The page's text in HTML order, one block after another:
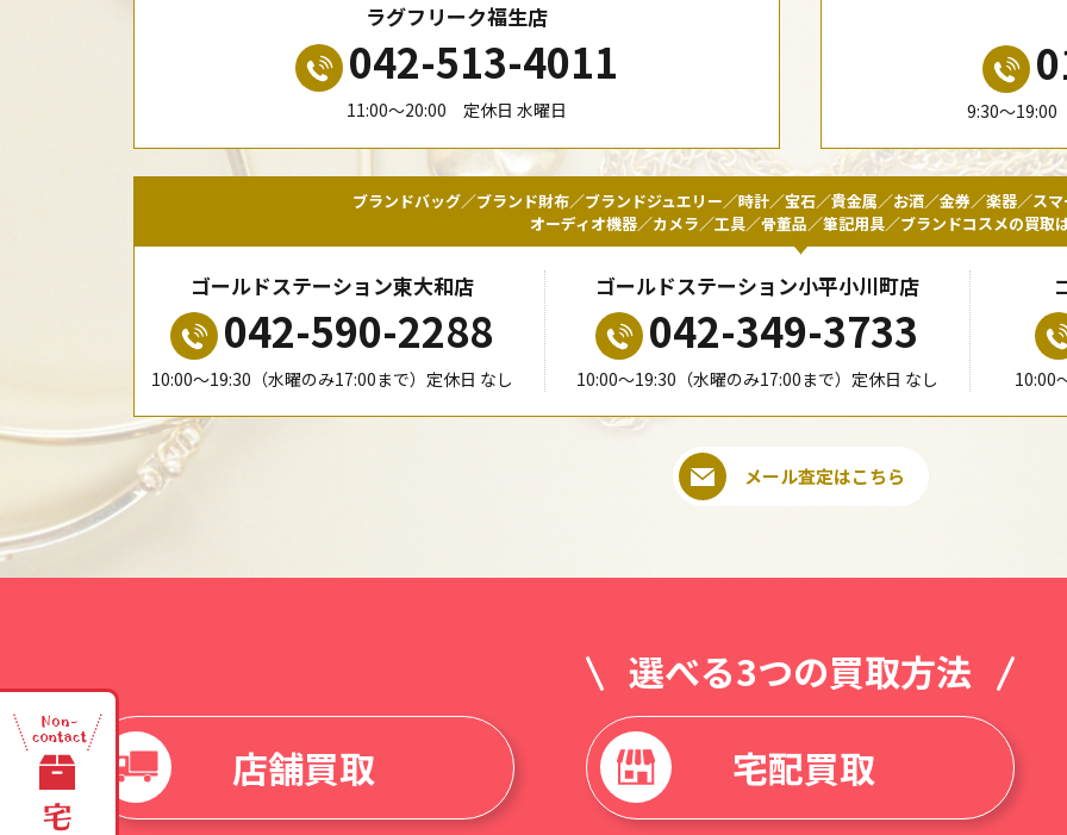
ラグフリーク福生店
042-513-4011
11:00〜20:00 定休日 水曜日 9:30〜19:00
ブランドバッグ／ブランド財布／ブランドジュエリー／時計／宝石／貴金属／お酒／金券／楽器／ス
オーディオ機器／カメラ／工具／骨董品／筆記用具／ブランドコスメの買取
ゴールドステーション東大和店
042-590-2288
10:00〜19:30（水曜のみ17:00まで）定休日 なし
ゴールドステーション小平小川町店
042-349-3733
10:00〜19:30（水曜のみ17:00まで）定休日 なし 10:00
メール査定はこちら
選べる3つの買取方法
店舗買取
宅配買取